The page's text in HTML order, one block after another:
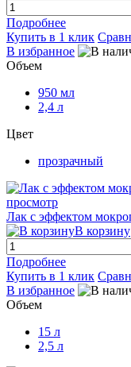
Подробнее
Купить в 1 клик
В избранное
Объем
950 мл
2,4 л
Цвет
прозрачный
просмотр
Лак с эффектом
В корзину
Подробнее
Купить в 1 клик
В избранное
Объем
15 л
2,5 л